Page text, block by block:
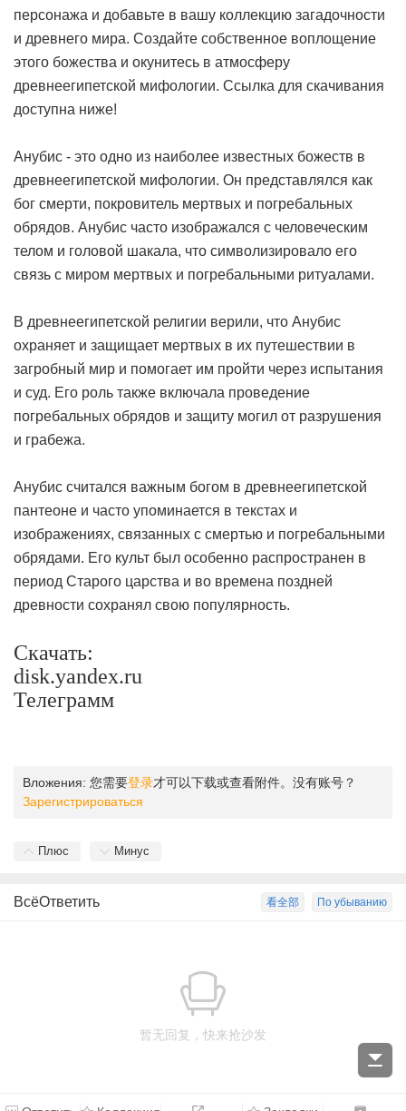
персонажа и добавьте в вашу коллекцию загадочности
и древнего мира. Создайте собственное воплощение
этого божества и окунитесь в атмосферу
древнеегипетской мифологии. Ссылка для скачивания
доступна ниже!
Анубис - это одно из наиболее известных божеств в
древнеегипетской мифологии. Он представлялся как
бог смерти, покровитель мертвых и погребальных
обрядов. Анубис часто изображался с человеческим
телом и головой шакала, что символизировало его
связь с миром мертвых и погребальными ритуалами.
В древнеегипетской религии верили, что Анубис
охраняет и защищает мертвых в их путешествии в
загробный мир и помогает им пройти через испытания
и суд. Его роль также включала проведение
погребальных обрядов и защиту могил от разрушения
и грабежа.
Анубис считался важным богом в древнеегипетской
пантеоне и часто упоминается в текстах и
изображениях, связанных с смертью и погребальными
обрядами. Его культ был особенно распространен в
период Старого царства и во времена поздней
древности сохранял свою популярность.
Скачать:
disk.yandex.ru
Телеграмм
Вложения: 您需要登录才可以下载或查看附件。没有账号？
Зарегистрироваться
Плюс Минус
По убыванию
看全部
ВсёОтветить
暂无回复，快来抢沙发